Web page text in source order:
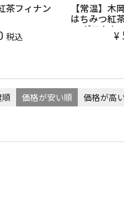
茶フィナン
税込
【常温】木
はちみつ紅
ー ギフト¥
順 価格が安い順 価格が高